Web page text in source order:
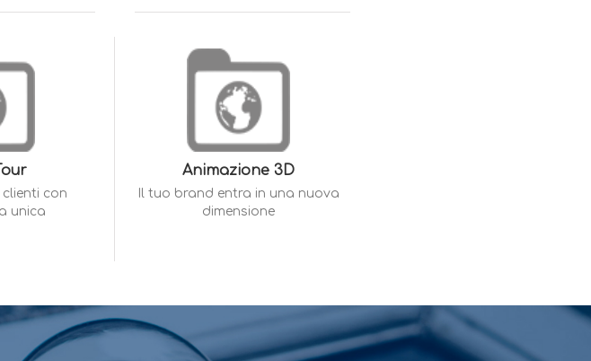
con
unica
Animazione 3D
Il tuo brand entra in una nuova
dimensione